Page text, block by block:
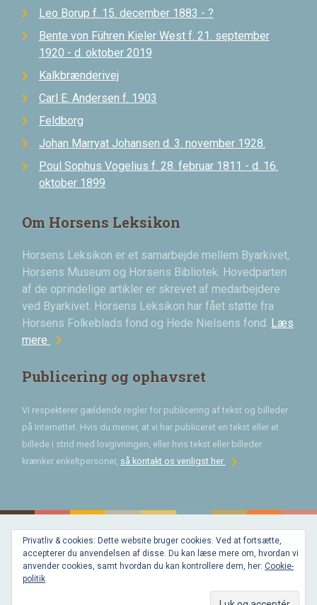
Leo Borup f. 15. december 1883 - ?
Bente von Führen Kieler West f. 21. september
1920 - d. oktober 2019
Kalkbrænderivej
Carl E. Andersen f. 1903
Feldborg
Johan Marryat Johansen d. 3. november 1928.
Poul Sophus Vogelius f. 28. februar 1811 - d. 16.
oktober 1899
Om Horsens Leksikon
Horsens Leksikon er et samarbejde mellem Byarkivet,
Horsens Museum og Horsens Bibliotek. Hovedparten
af de oprindelige artikler er skrevet af medarbejdere
ved Byarkivet. Horsens Leksikon har fået støtte fra
Horsens Folkeblads fond og Hede Nielsens fond. Læs
mere chevron_right
Publicering og ophavsret
Vi respekterer gældende regler for publicering af tekst og billeder
på Internettet. Hvis du mener, at vi har publiceret en tekst eller et
billede i strid med lovgivningen, eller hvis tekst eller billeder
krænker enkeltpersoner, så kontakt os venligst herchevron_right
Bygget med
WordPressog
favoriteaf
Privatliv & cookies: Dette website bruger cookies. Ved at fortsætte,
accepterer du anvendelsen af disse. Du kan læse mere om, hvordan vi
anvender cookies, samt hvordan du kan kontrollere dem, her: Cookie-
politik